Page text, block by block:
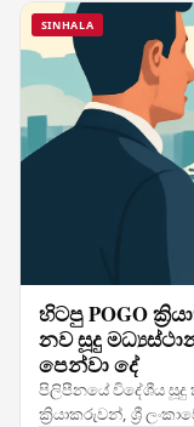
SINHALA
හිටපු POGO
නව සූදු
පෙන්වා දේ
පිලිපීනයේ විදේශීය සූදු
ක්‍රියාකරුවන්, ශ්‍රී